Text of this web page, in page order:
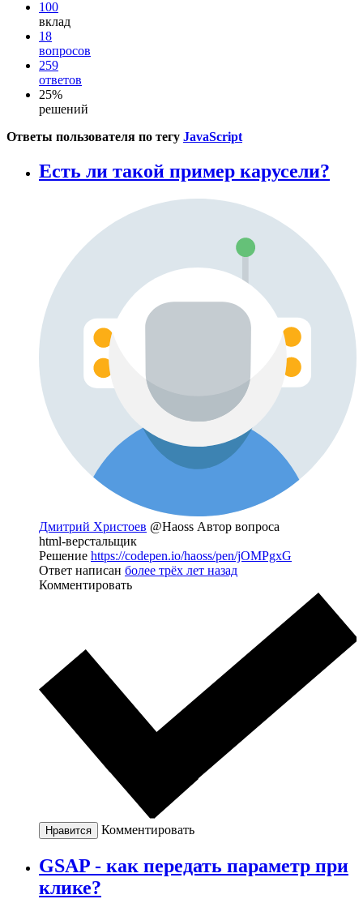
100
вклад
18
вопросов
259
ответов
25%
решений
Ответы пользователя по тегу JavaScript
Есть ли такой пример карусели?
Дмитрий Христоев @Haoss Автор вопроса
html-верстальщик
Решение https://codepen.io/haoss/pen/jOMPgxG
Ответ написан более трёх лет назад
Комментировать
Нравится Комментировать
GSAP - как передать параметр при
клике?